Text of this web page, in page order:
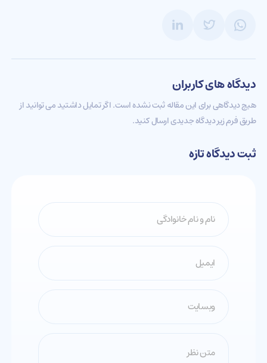
دیدگاه های کاربران
هیچ دیدگاهی برای این مقاله ثبت نشده است. اگر تمایل داشتید می توانید از
طریق فرم زیر دیدگاه جدیدی ارسال کنید.
ثبت دیدگاه تازه